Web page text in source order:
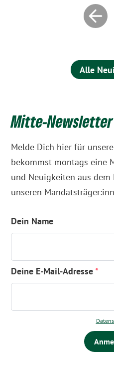
Alle
Mitte-Newsletter
Melde Dich hier für
bekommst montags eine
und Neuigkeiten aus
unseren
Dein Name
Deine E-Mail-Adresse*